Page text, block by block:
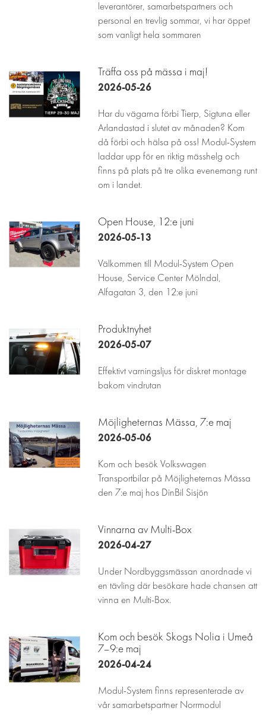
leverantörer, samarbetspartners och
personal en trevlig sommar, vi har öppet
som vanligt hela sommaren
Träffa oss på mässa i maj!
2026-05-26
Har du vägarna förbi Tierp, Sigtuna eller
Arlandastad i slutet av månaden? Kom
då förbi och hälsa på oss! Modul-System
laddar upp för en riktig mässhelg och
finns på plats på tre olika evenemang runt
om i landet.
Open House, 12:e juni
2026-05-13
Välkommen till Modul-System Open
House, Service Center Mölndal,
Alfagatan 3, den 12:e juni
Produktnyhet
2026-05-07
Effektivt varningsljus för diskret montage
bakom vindrutan
Möjligheternas Mässa, 7:e maj
2026-05-06
Kom och besök Volkswagen
Transportbilar på Möjligheternas Mässa
den 7:e maj hos DinBil Sisjön
Vinnarna av Multi-Box
2026-04-27
Under Nordbyggsmässan anordnade vi
en tävling där besökare hade chansen att
vinna en Multi-Box.
Kom och besök Skogs Nolia i Umeå
7–9:e maj
2026-04-24
Modul-System finns representerade av
vår samarbetspartner Norrmodul